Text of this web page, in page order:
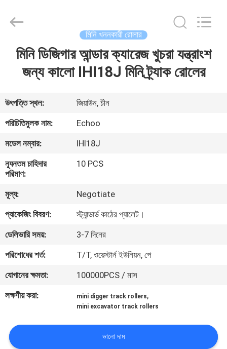
বাড়ি
আমাদের
সম্পর্কে
কারখানা
ভ্রমণ
মান
নিয়ন্ত্রণ
খবর
উদ্ধৃতির
জন্য
আবেদন
Corporation.
মিনি খননকারী রোলার
মিনি ডিজিগার আন্ডার ক্যারেজ খুচরা যন্ত্রাংশ
জন্য কালো IHI18J মিনি ট্র্যাক রোলের
উৎপত্তি স্থল:
জিয়াউন, চীন
পরিচিতিমুলক নাম:
Echoo
মডেল নম্বার:
IHI18J
ন্যূনতম চাহিদার
পরিমাণ:
10 PCS
মূল্য:
Negotiate
প্যাকেজিং বিবরণ:
স্ট্যান্ডার্ড কাঠের প্যালেট।
ডেলিভারি সময়:
3-7 দিনের
পরিশোধের শর্ত:
T/T, ওয়েস্টার্ন ইউনিয়ন, পে
যোগানের ক্ষমতা:
100000PCS / মাস
লক্ষণীয় করা:
mini digger track rollers,
mini excavator track rollers
ভালো দাম